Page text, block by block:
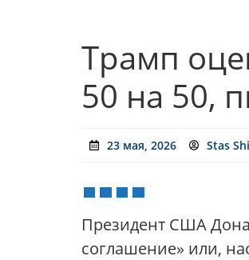
Трамп
50 на 50,
23 мая, 2026 Stas
Президент США
соглашение» или,